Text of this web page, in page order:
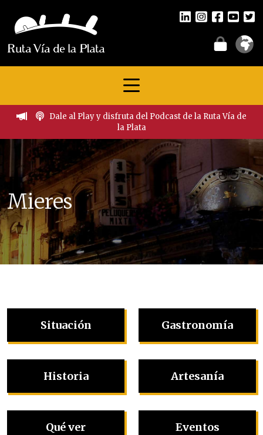
Dale al Play y disfruta del Podcast de la Ruta Vía de
la Plata
Mieres
Situación
Historia
Qué ver
Gastronomía
Artesanía
Eventos